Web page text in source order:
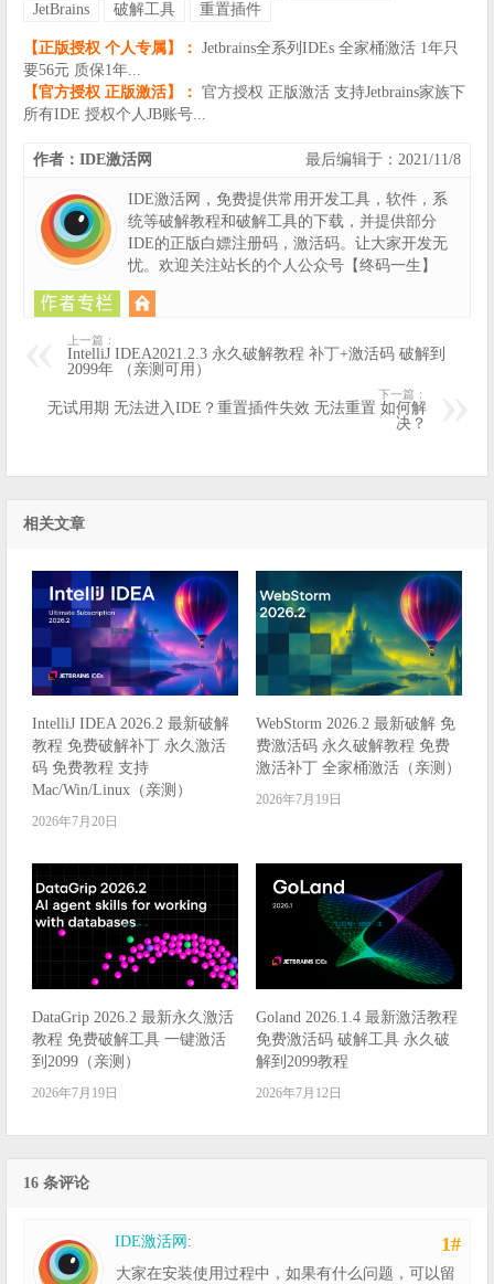
JetBrains
破解工具 重置插件
【正版授权 个人专属】： Jetbrains全系列IDEs 全家桶激活 1年只
要56元 质保1年...
【官方授权 正版激活】： 官方授权 正版激活 支持Jetbrains家族下
所有IDE 授权个人JB账号...
最后编辑于：2021/11/8
作者：IDE激活网
IDE激活网，免费提供常用开发工具，软件，系
统等破解教程和破解工具的下载，并提供部分
IDE的正版白嫖注册码，激活码。让大家开发无
忧。欢迎关注站长的个人公众号【终码一生】
上一篇：
IntelliJ IDEA2021.2.3 永久破解教程 补丁+激活码 破解到
2099年 （亲测可用）
下一篇：
无试用期 无法进入IDE？重置插件失效 无法重置 如何解
决？
相关文章
IntelliJ IDEA 2026.2 最新破解
教程 免费破解补丁 永久激活
码 免费教程 支持
Mac/Win/Linux（亲测）
2026年7月20日
WebStorm 2026.2 最新破解 免
费激活码 永久破解教程 免费
激活补丁 全家桶激活（亲测）
2026年7月19日
DataGrip 2026.2 最新永久激活
教程 免费破解工具 一键激活
到2099（亲测）
2026年7月19日
Goland 2026.1.4 最新激活教程
免费激活码 破解工具 永久破
解到2099教程
2026年7月12日
16 条评论
1#
IDE激活网 :
大家在安装使用过程中，如果有什么问题，可以留